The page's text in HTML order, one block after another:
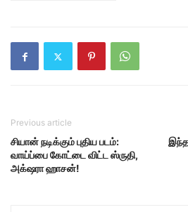
Previous article
சியான் நடிக்கும் புதிய படம்:
வாய்ப்பை கோட்டை விட்ட ஸ்ருதி,
அக்‌ஷரா ஹாசன்!
இந்த